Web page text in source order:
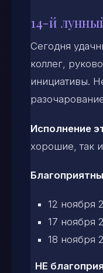
14-й
Сегодня
коллег,
инициативы.
Исполнение
хорошие, так
12 ноября
17 ноября
18 ноября
НЕ